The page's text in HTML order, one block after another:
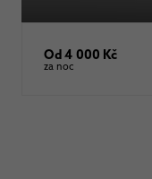
Od 4 000 Kč
za noc